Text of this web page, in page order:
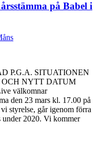
på Babel i
P.G.A. SITUATIONEN
NYTT DATUM
välkomnar
den 23 mars kl. 17.00 på
styrelse, går igenom förra
under 2020. Vi kommer